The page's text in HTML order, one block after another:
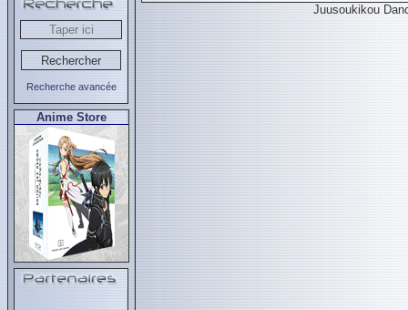
Recherche avancée
Anime Store
Juusoukikou